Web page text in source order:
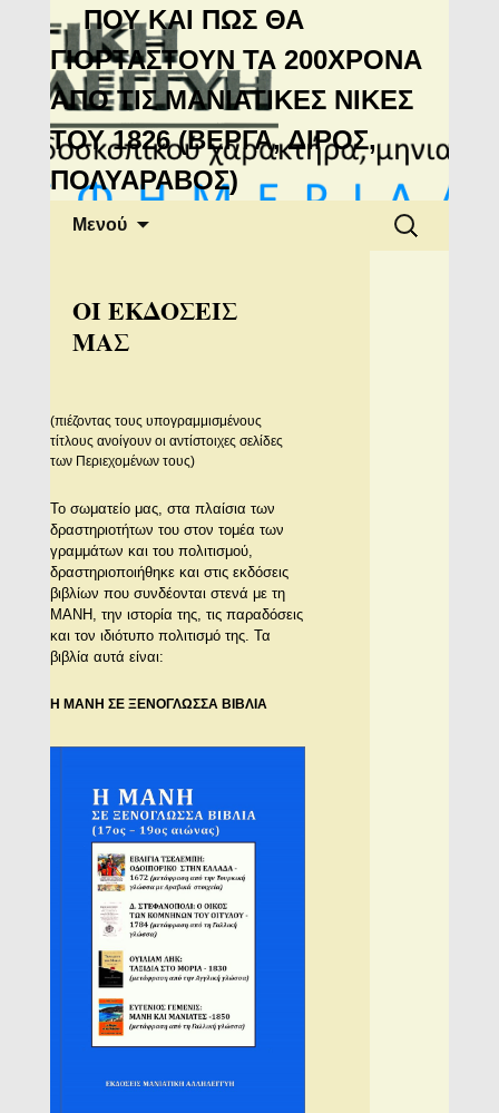
Μανιάτικη
Αλληλεγγύη
ΠΟΥ ΚΑΙ ΠΩΣ ΘΑ
ΓΙΟΡΤΑΣΤΟΥΝ ΤΑ 200ΧΡΟΝΑ
ΑΠΟ ΤΙΣ ΜΑΝΙΑΤΙΚΕΣ ΝΙΚΕΣ
ΤΟΥ 1826 (ΒΕΡΓΑ, ΔΙΡΟΣ,
ΠΟΛΥΑΡΑΒΟΣ)
Μενού
Αναζήτηση
για:
OI EKΔΟΣΕΙΣ
ΜΑΣ
(πιέζοντας τους υπογραμμισμένους
τίτλους ανοίγουν οι αντίστοιχες σελίδες
των Περιεχομένων τους)
Το σωματείο μας, στα πλαίσια των
δραστηριοτήτων του στον τομέα των
γραμμάτων και του πολιτισμού,
δραστηριοποιήθηκε και στις εκδόσεις
βιβλίων που συνδέονται στενά με τη
ΜΑΝΗ, την ιστορία της, τις παραδόσεις
και τον ιδιότυπο πολιτισμό της. Τα
βιβλία αυτά είναι:
Η ΜΑΝΗ ΣΕ ΞΕΝΟΓΛΩΣΣΑ ΒΙΒΛΙΑ